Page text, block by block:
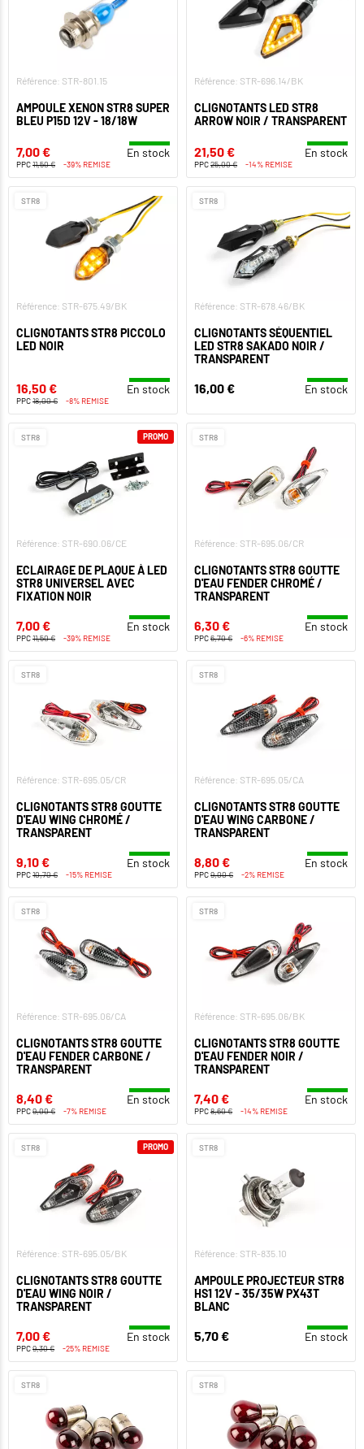
Référence: STR-801.15
AMPOULE XENON STR8 SUPER
BLEU P15D 12V - 18/18W
7,00 € En stock
PPC11,50 € -39% REMISE
Référence: STR-696.14/BK
CLIGNOTANTS LED STR8
ARROW NOIR / TRANSPARENT
21,50 € En stock
PPC25,00 € -14% REMISE
STR8
Référence: STR-675.49/BK
CLIGNOTANTS STR8 PICCOLO
LED NOIR
16,50 € En stock
PPC18,00 € -8% REMISE
STR8
Référence: STR-678.46/BK
CLIGNOTANTS SÉQUENTIEL
LED STR8 SAKADO NOIR /
TRANSPARENT
16,00 € En stock
STR8
Référence: STR-690.06/CE
ECLAIRAGE DE PLAQUE À LED
STR8 UNIVERSEL AVEC
FIXATION NOIR
7,00 € En stock
PPC11,50 € -39% REMISE
PROMO STR8
Référence: STR-695.06/CR
CLIGNOTANTS STR8 GOUTTE
D'EAU FENDER CHROMÉ /
TRANSPARENT
6,30 € En stock
PPC6,70 € -6% REMISE
STR8
Référence: STR-695.05/CR
CLIGNOTANTS STR8 GOUTTE
D'EAU WING CHROMÉ /
TRANSPARENT
9,10 € En stock
PPC10,70 € -15% REMISE
STR8
Référence: STR-695.05/CA
CLIGNOTANTS STR8 GOUTTE
D'EAU WING CARBONE /
TRANSPARENT
8,80 € En stock
PPC9,00 € -2% REMISE
STR8
Référence: STR-695.06/CA
CLIGNOTANTS STR8 GOUTTE
D'EAU FENDER CARBONE /
TRANSPARENT
8,40 € En stock
PPC9,00 € -7% REMISE
STR8
Référence: STR-695.06/BK
CLIGNOTANTS STR8 GOUTTE
D'EAU FENDER NOIR /
TRANSPARENT
7,40 € En stock
PPC8,60 € -14% REMISE
STR8
Référence: STR-695.05/BK
CLIGNOTANTS STR8 GOUTTE
D'EAU WING NOIR /
TRANSPARENT
7,00 € En stock
PPC9,30 € -25% REMISE
PROMO STR8
Référence: STR-835.10
AMPOULE PROJECTEUR STR8
HS1 12V - 35/35W PX43T
BLANC
5,70 € En stock
STR8 STR8